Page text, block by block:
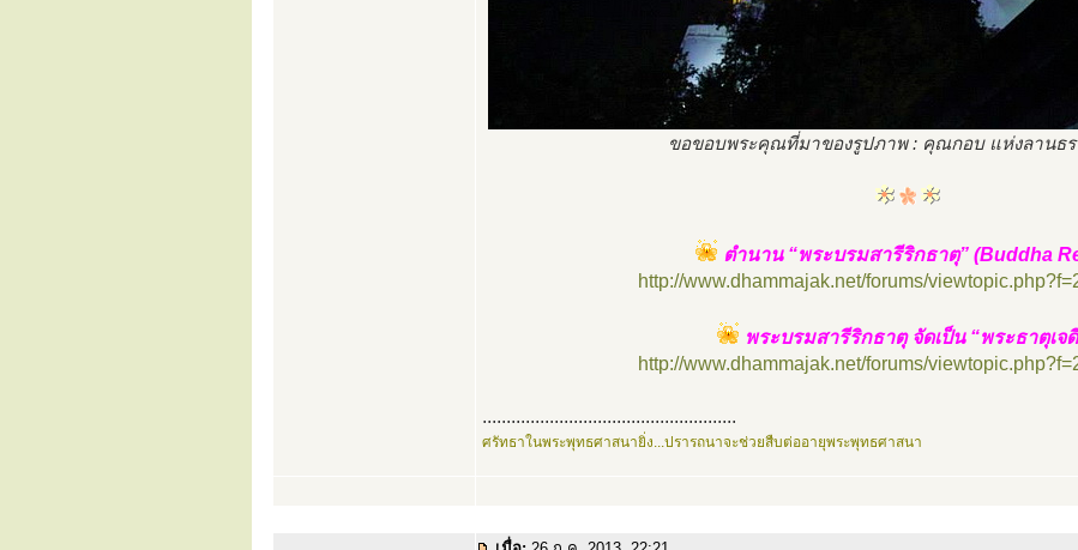
ขอขอบพระคุณที่มาของรูปภาพ : คุณกอบ แห่งลานธร
ตำนาน “พระบรมสารีริกธาตุ” (Buddha
http://www.dhammajak.net/forums/
พระบรมสารีริกธาตุ จัดเป็น “พระธาตุเจ
http://www.dhammajak.net/forums/
.....................................................
ศรัทธาในพระพุทธศาสนายิ่ง...ปรารถนาจะช่วยสืบต่ออายุพระพุทธศาสนา